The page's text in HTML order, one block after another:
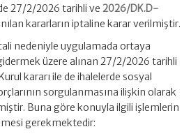
27/2/2026 tarihli ve 2026/DK.D-
kararların iptaline karar verilmiştir.
nedeniyle uygulamada ortaya
üzere alınan 27/2/2026 tarihli
kararı ile de ihalelerde sosyal
sorgulanmasına ilişkin olarak
Buna göre konuyla ilgili işlemlerin
gerekmektedir: